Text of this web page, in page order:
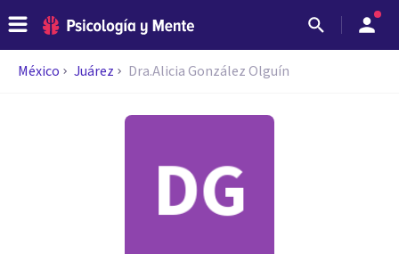
México Juárez Dra.Alicia González Olguín